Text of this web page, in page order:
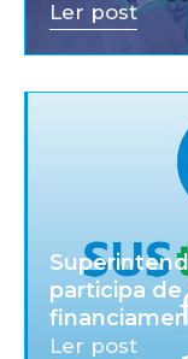
Ler post
participa
Ler post